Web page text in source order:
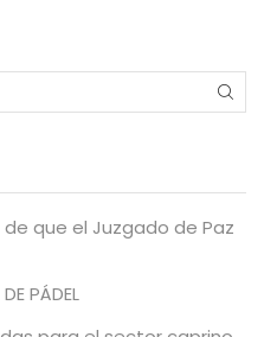
que el Juzgado de Paz
PÁDEL